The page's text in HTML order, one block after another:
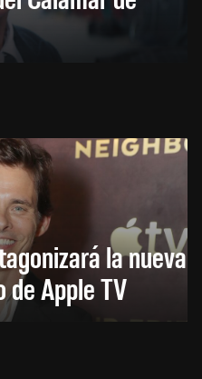
la nueva
Apple TV